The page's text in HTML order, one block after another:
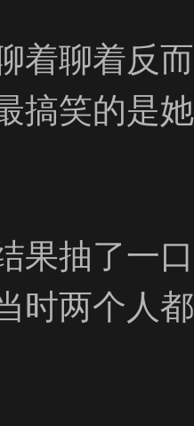
着聊着反
搞笑的是
果抽了一
时两个人